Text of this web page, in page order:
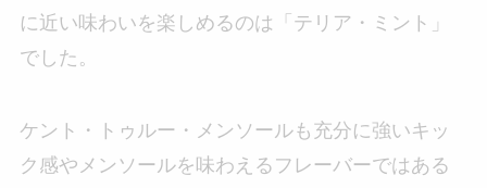
に近い味わいを楽しめるのは「テリア・ミント」
でした。
ケント・トゥルー・メンソールも充分に強いキッ
ク感やメンソールを味わえるフレーバーではある